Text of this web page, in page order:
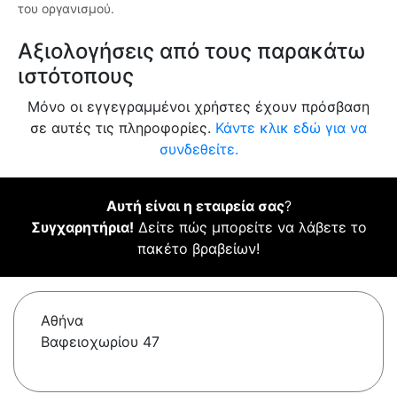
του οργανισμού.
Αξιολογήσεις από τους παρακάτω
ιστότοπους
Μόνο οι εγγεγραμμένοι χρήστες έχουν πρόσβαση
σε αυτές τις πληροφορίες. Κάντε κλικ εδώ για να
συνδεθείτε.
Αυτή είναι η εταιρεία σας?
Συγχαρητήρια! Δείτε πώς μπορείτε να λάβετε το
πακέτο βραβείων!
Αθήνα
Βαφειοχωρίου 47